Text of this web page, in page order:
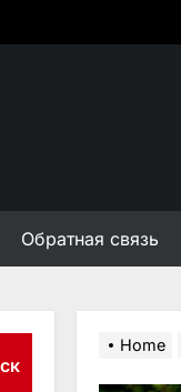
Обратная связь
Home